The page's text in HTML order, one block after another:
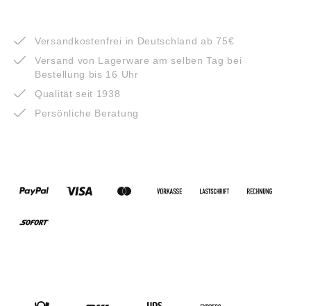
Versandkostenfrei in Deutschland ab 75€
Versand von Lagerware am selben Tag bei
Bestellung bis 16 Uhr
Qualität seit 1938
Persönliche Beratung